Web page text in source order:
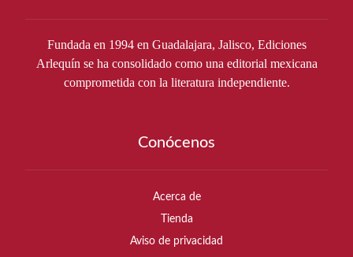
Fundada en 1994 en Guadalajara, Jalisco, Ediciones
Arlequín se ha consolidado como una editorial mexicana
comprometida con la literatura independiente.
Conócenos
Acerca de
Tienda
Aviso de privacidad